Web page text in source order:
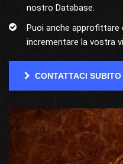
nostro Database.
Puoi anche
incrementare la vostra
CONTATTACI SUBITO